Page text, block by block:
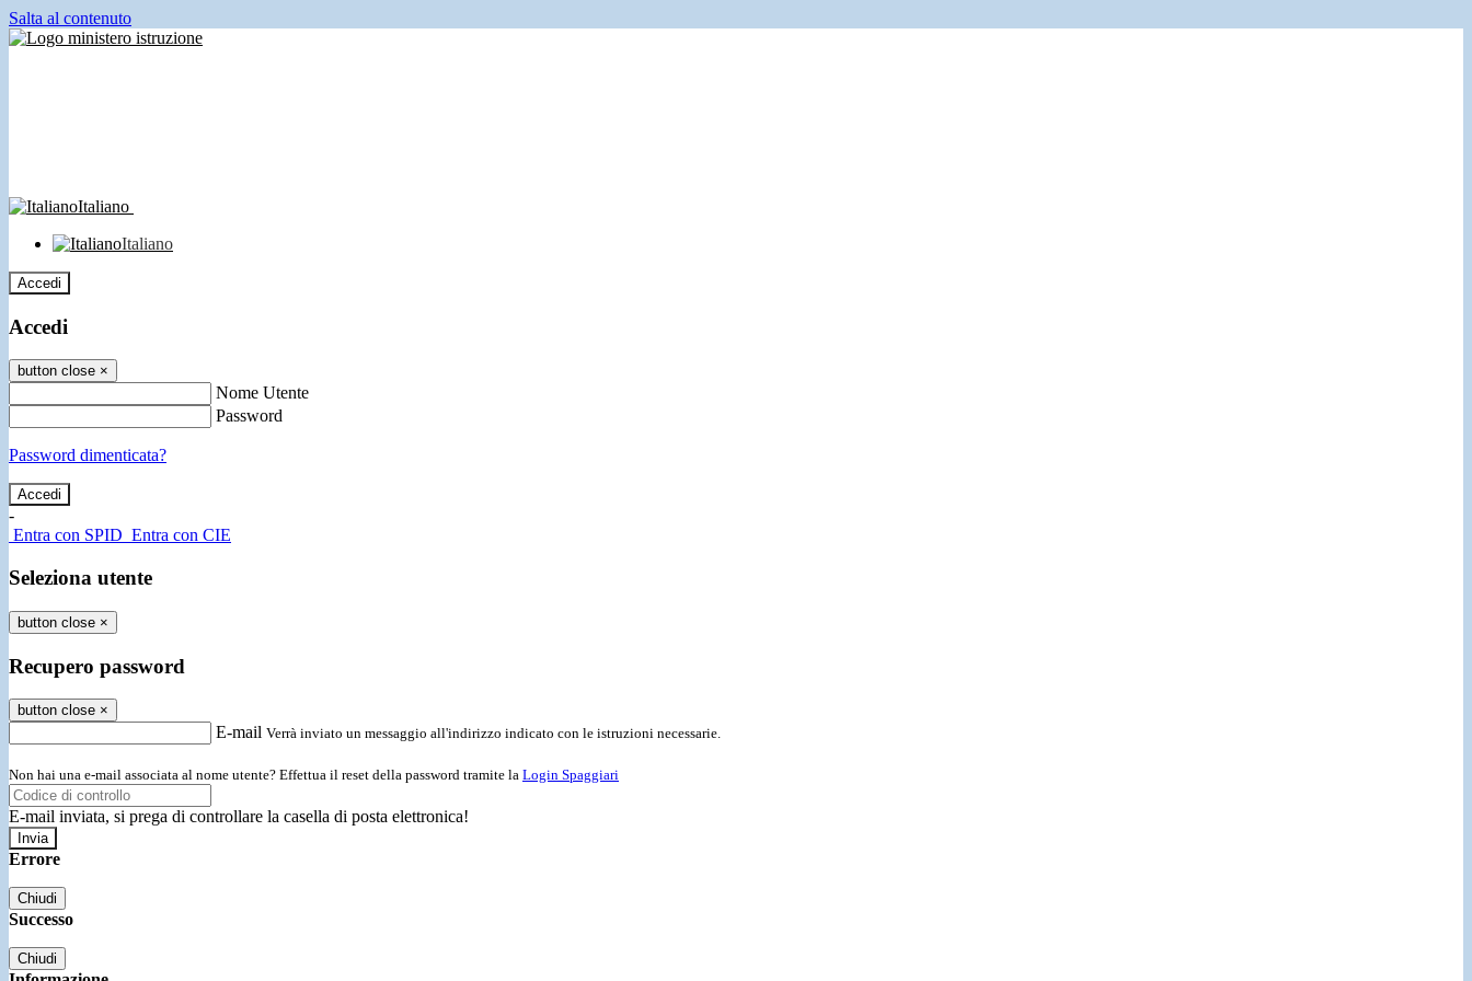
Salta al contenuto
Italiano
Italiano
Accedi
Accedi
button close ×
Nome Utente
Password
Password dimenticata?
-
Entra con SPID Entra con CIE
Seleziona utente
button close ×
Recupero password
button close ×
E-mail Verrà inviato un messaggio all'indirizzo indicato con le istruzioni necessarie.
Non hai una e-mail associata al nome utente? Effettua il reset della password tramite la Login Spaggiari
E-mail inviata, si prega di controllare la casella di posta elettronica!
Errore
Chiudi
Successo
Chiudi